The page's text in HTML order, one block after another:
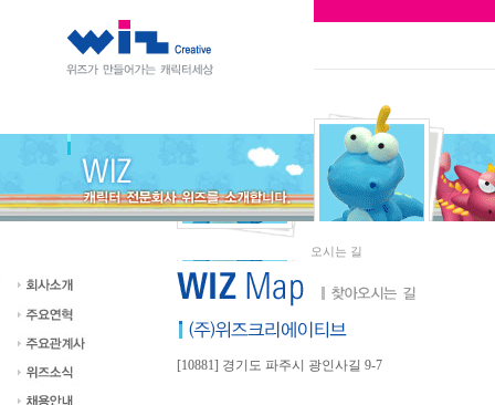
오시는 길
[10881] 경기도 파주시 광인사길 9-7